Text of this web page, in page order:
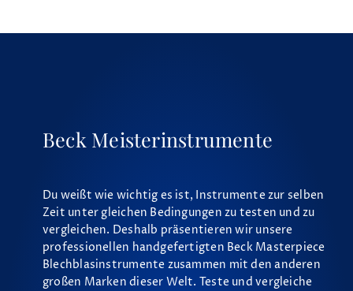
Beck Meisterinstrumente
Du weißt wie wichtig es ist, Instrumente zur selben
Zeit unter gleichen Bedingungen zu testen und zu
vergleichen. Deshalb präsentieren wir unsere
professionellen handgefertigten Beck Masterpiece
Blechblasinstrumente zusammen mit den anderen
großen Marken dieser Welt. Teste und vergleiche